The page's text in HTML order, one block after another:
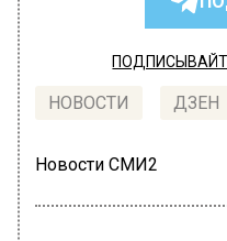
НОВОСТИ ДЗЕН
Новости СМИ2